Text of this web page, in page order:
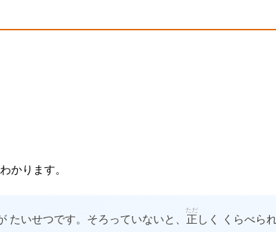
かります。
たいせつです。そろっていないと、 正
ただ
しく くらべら